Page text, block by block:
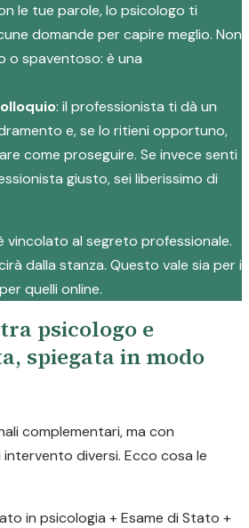
le tue parole, lo psicologo ti
domande per capire meglio. Non
o spaventoso: è una
: il professionista ti dà un
e, se lo ritieni opportuno,
come proseguire. Se invece senti
giusto, sei liberissimo di
vincolato al segreto professionale.
dalla stanza. Questo vale sia per i
quelli online.
psicologo e
spiegata in modo
complementari, ma con
diversi. Ecco cosa le
in psicologia + Esame di Stato +